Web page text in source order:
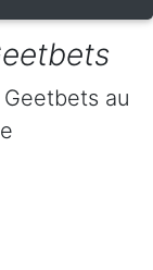
Geetbets au